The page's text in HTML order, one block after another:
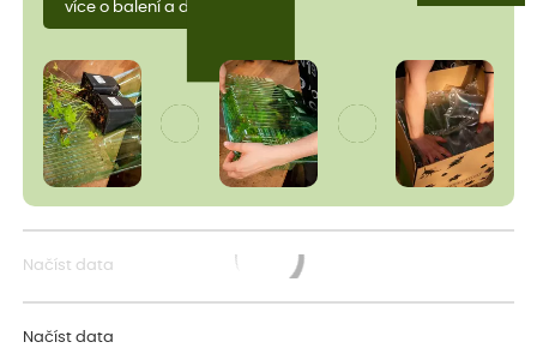
více o balení a dopravě
Načíst data
Načíst data